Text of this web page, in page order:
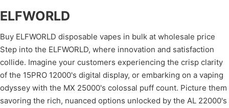
ELFWORLD
Buy ELFWORLD disposable vapes in bulk at wholesale price
Step into the ELFWORLD, where innovation and satisfaction
collide. Imagine your customers experiencing the crisp clarity
of the 15PRO 12000's digital display, or embarking on a vaping
odyssey with the MX 25000's colossal puff count. Picture them
savoring the rich, nuanced options unlocked by the AL 22000's